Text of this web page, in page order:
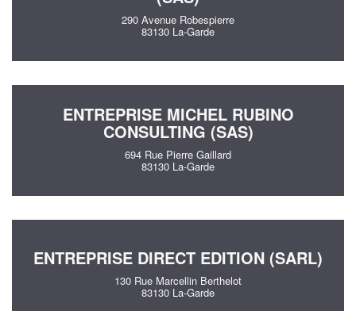
290 Avenue Robespierre
83130 La-Garde
ENTREPRISE MICHEL RUBINO
CONSULTING (SAS)
694 Rue Pierre Gaillard
83130 La-Garde
ENTREPRISE DIRECT EDITION (SARL)
130 Rue Marcellin Berthelot
83130 La-Garde